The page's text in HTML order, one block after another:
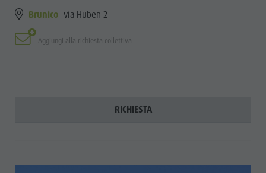
Brunico via Huben 2
Aggiungi alla richiesta collettiva
RICHIESTA